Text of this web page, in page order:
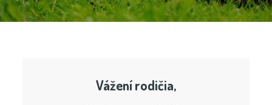
Vážení rodičia,